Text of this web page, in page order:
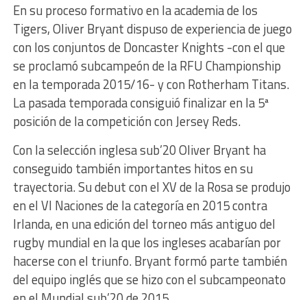
En su proceso formativo en la academia de los
Tigers, Oliver Bryant dispuso de experiencia de juego
con los conjuntos de Doncaster Knights -con el que
se proclamó subcampeón de la RFU Championship
en la temporada 2015/16- y con Rotherham Titans.
La pasada temporada consiguió finalizar en la 5ª
posición de la competición con Jersey Reds.
Con la selección inglesa sub’20 Oliver Bryant ha
conseguido también importantes hitos en su
trayectoria. Su debut con el XV de la Rosa se produjo
en el VI Naciones de la categoría en 2015 contra
Irlanda, en una edición del torneo más antiguo del
rugby mundial en la que los ingleses acabarían por
hacerse con el triunfo. Bryant formó parte también
del equipo inglés que se hizo con el subcampeonato